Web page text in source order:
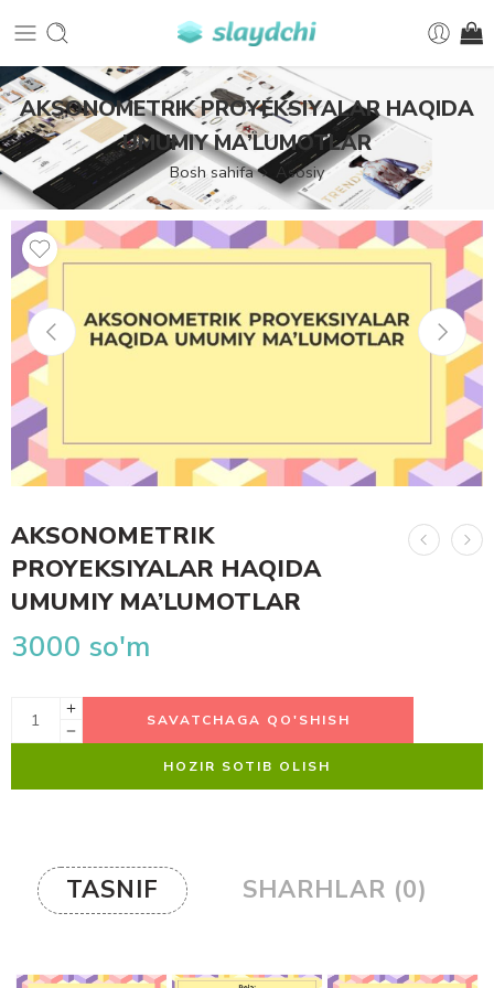
AKSONOMETRIK PROYEKSIYALAR HAQIDA
UMUMIY MA’LUMOTLAR
Bosh sahifa Asosiy
AKSONOMETRIK
PROYEKSIYALAR HAQIDA
UMUMIY MA’LUMOTLAR
3000 so'm
SAVATCHAGA QO'SHISH
HOZIR SOTIB OLISH
TASNIF SHARHLAR (0)